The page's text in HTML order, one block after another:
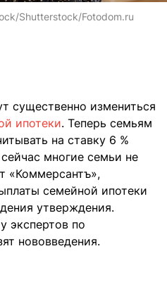
Shutterstock/Fotodom.ru
существенно измениться
ипотеки. Теперь семьям
на ставку 6 %
многие семьи не
«Коммерсантъ»,
семейной ипотеки
утверждения.
экспертов по
нововведения.